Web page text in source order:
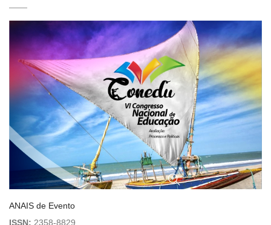
ANAIS de Evento
ISSN: 2358-8829